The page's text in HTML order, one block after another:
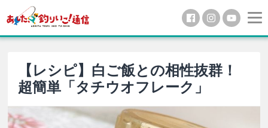
【レシピ】白ご飯との相性抜群！
超簡単「タチウオフレーク」